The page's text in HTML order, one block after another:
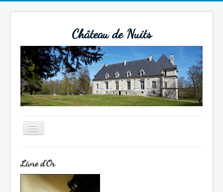
Château de Nuits
Basculer
la
Un peu d'histoire
Beaucoup d'histoire
Livre d'Or